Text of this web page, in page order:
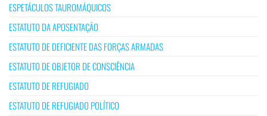
ESPETÁCULOS TAUROMÁQUICOS
ESTATUTO DA APOSENTAÇÃO
ESTATUTO DE DEFICIENTE DAS FORÇAS ARMADAS
ESTATUTO DE OBJETOR DE CONSCIÊNCIA
ESTATUTO DE REFUGIADO
ESTATUTO DE REFUGIADO POLÍTICO